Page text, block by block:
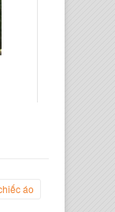
áo